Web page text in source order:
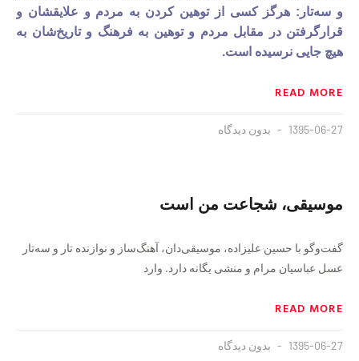
و سه‌تار: هرگز کسی از توهین‌ کردن به مردم و علايقشان و
قرارگرفتن در مقابل مردم و توهین به فرهنگ و تاریخ‌شان به
هیچ جایی نرسیده است.
READ MORE
1395-06-27 بدون دیدگاه
موسیقی، شجاعت من است
گفت‌وگو با حسین علیزاده، موسیقی‌دان، آهنگ‌ساز و نوازنده تار و سه‌تار
عسل عباسیان مرام و منشی یگانه دارد. وارد
READ MORE
1395-06-27 بدون دیدگاه